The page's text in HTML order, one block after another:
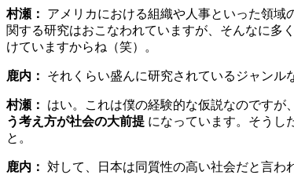
村瀬：
アメリカにおける組織や人事といった領域
関する研究はおこなわれていますが、そんなに多
けていますからね（笑）。
鹿内： それくらい盛んに研究されているジャンル
村瀬： はい。これは僕の経験的な仮説なのですが
う考え方が社会の大前提 になっています。そうし
と。
鹿内： 対して、日本は同質性の高い社会だと言わ